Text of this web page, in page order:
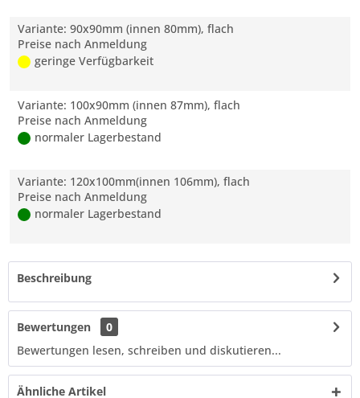
Variante: 90x90mm (innen 80mm), flach
Preise nach Anmeldung
geringe Verfügbarkeit
Variante: 100x90mm (innen 87mm), flach
Preise nach Anmeldung
normaler Lagerbestand
Variante: 120x100mm(innen 106mm), flach
Preise nach Anmeldung
normaler Lagerbestand
Beschreibung
Bewertungen
0
Bewertungen lesen, schreiben und diskutieren...
Ähnliche Artikel